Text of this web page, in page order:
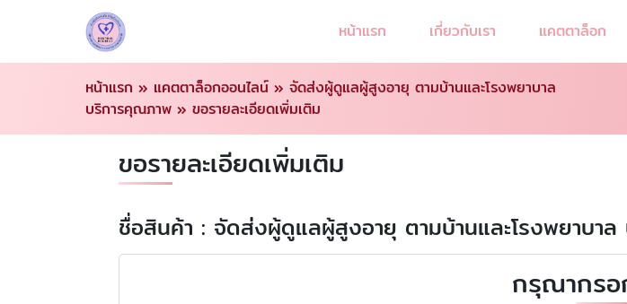
หน้าแรก เกี่ยวกับเรา แคตตาล็อก
หน้าแรก » แคตตาล็อกออนไลน์ » จัดส่งผู้ดูแลผู้สูงอายุ ตามบ้านและโรงพยาบาล
บริการคุณภาพ » ขอรายละเอียดเพิ่มเติม
ขอรายละเอียดเพิ่มเติม
ชื่อสินค้า : จัดส่งผู้ดูแลผู้สูงอายุ ตามบ้านและโรงพยาบา
กรุณากร